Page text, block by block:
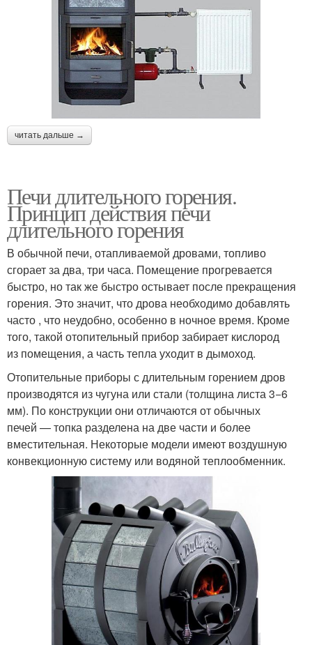
читать дальше →
Печи длительного горения.
Принцип действия печи
длительного горения
В обычной печи, отапливаемой дровами, топливо
сгорает за два, три часа. Помещение прогревается
быстро, но так же быстро остывает после прекращения
горения. Это значит, что дрова необходимо добавлять
часто , что неудобно, особенно в ночное время. Кроме
того, такой отопительный прибор забирает кислород
из помещения, а часть тепла уходит в дымоход.
Отопительные приборы с длительным горением дров
производятся из чугуна или стали (толщина листа 3−6
мм). По конструкции они отличаются от обычных
печей — топка разделена на две части и более
вместительная. Некоторые модели имеют воздушную
конвекционную систему или водяной теплообменник.